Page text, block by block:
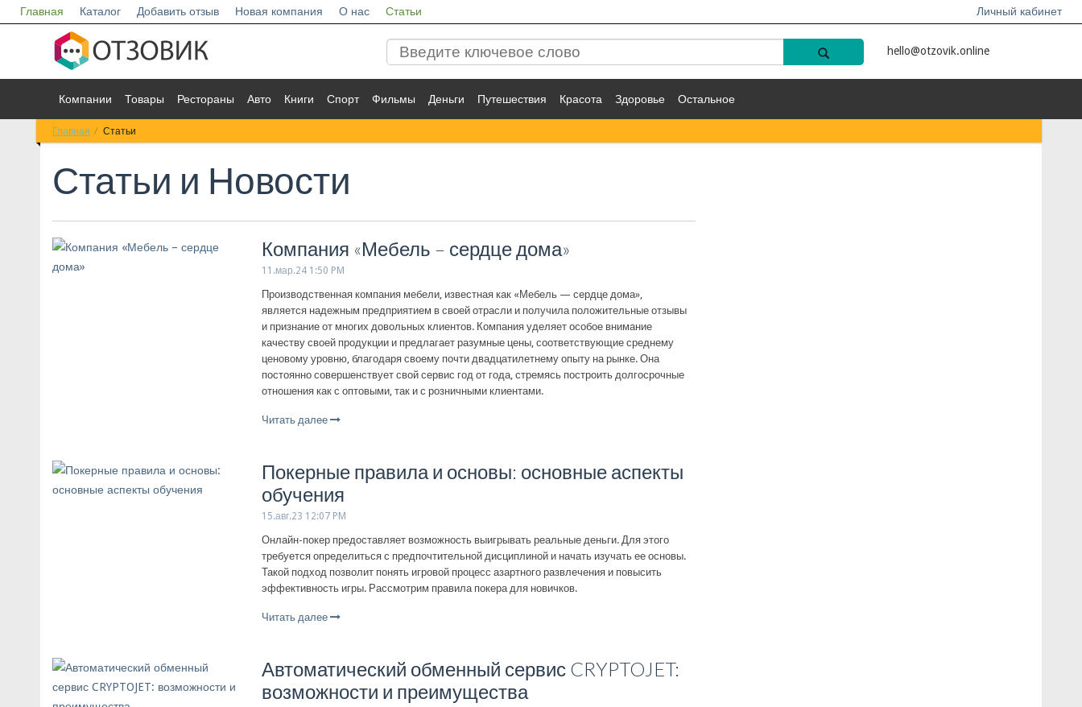
Главная Каталог Добавить отзыв Новая компания О нас Статьи Личный кабинет
hello@otzovik.online
Компании Товары Рестораны Авто Книги Спорт Фильмы Деньги Путешествия Красота Здоровье Остальное
Главная Статьи
Статьи и Новости
Компания «Мебель – сердце дома»
11.мар.24 1:50 PM
Производственная компания мебели, известная как «Мебель — сердце дома»,
является надежным предприятием в своей отрасли и получила положительные отзывы
и признание от многих довольных клиентов. Компания уделяет особое внимание
качеству своей продукции и предлагает разумные цены, соответствующие среднему
ценовому уровню, благодаря своему почти двадцатилетнему опыту на рынке. Она
постоянно совершенствует свой сервис год от года, стремясь построить долгосрочные
отношения как с оптовыми, так и с розничными клиентами.
Читать далее
Покерные правила и основы: основные аспекты
обучения
15.авг.23 12:07 PM
Онлайн-покер предоставляет возможность выигрывать реальные деньги. Для этого
требуется определиться с предпочтительной дисциплиной и начать изучать ее основы.
Такой подход позволит понять игровой процесс азартного развлечения и повысить
эффективность игры. Рассмотрим правила покера для новичков.
Читать далее
Автоматический обменный сервис CRYPTOJET:
возможности и преимущества